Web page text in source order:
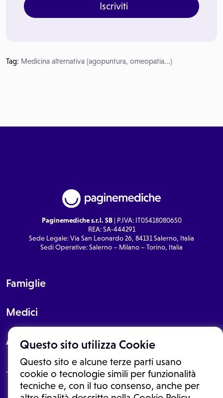
Questo sito utilizza Cookie
Questo sito e alcune terze parti usano
cookie o tecnologie simili per funzionalità
tecniche e, con il tuo consenso, anche per
Iscriviti
Tag: Medicina alternativa (agopuntura, omeopatia...)
Paginemediche s.r.l. SB| P.IVA: IT05418080650
REA: SA-444291
Sede Legale: Via San Leonardo 26, 84131 Salerno, Italia
Sedi Operative: Salerno – Milano – Torino, Italia
Famiglie
Medici
About
Le informazioni proposte in questo sito non sono un consulto medico.